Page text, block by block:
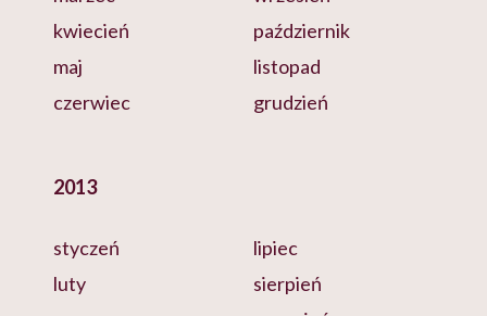
kwiecień
maj
czerwiec
październik
listopad
grudzień
2013
styczeń
luty
lipiec
sierpień